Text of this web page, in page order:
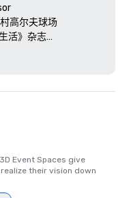
高尔夫球场
活》杂志
书
纳斯特旅行家》
Event Spaces give
their vision down